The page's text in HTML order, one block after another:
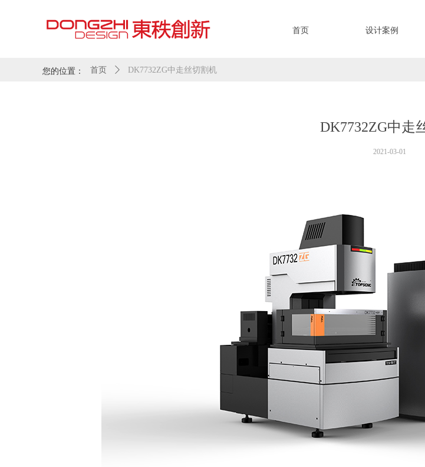
首页 设计案例
您的位置： 首页 ꄲ DK7732ZG中走丝切割机
DK7732ZG中走
2021-03-01